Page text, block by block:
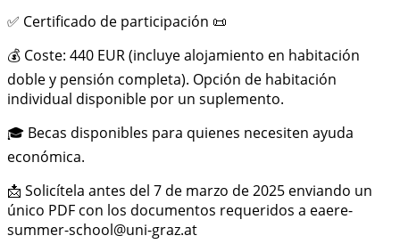
✅ Certificado de participación 📜
💰 Coste: 440 EUR (incluye alojamiento en habitación
doble y pensión completa). Opción de habitación
individual disponible por un suplemento.
🎓 Becas disponibles para quienes necesiten ayuda
económica.
📩 Solicítela antes del 7 de marzo de 2025 enviando un
único PDF con los documentos requeridos a eaere-
summer-school@uni-graz.at